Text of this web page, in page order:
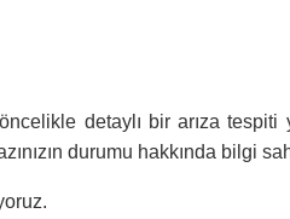
detaylı bir arıza
durumu hakkında bilgi